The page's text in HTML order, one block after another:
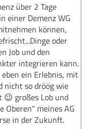
über 2 Tage
einer Demenz WG
können,
oder
Job und den
integrieren kann.
ein Erlebnis, mit
nicht so dröög wie
😉 großes Lob und
Oberen" meines AG
in der Zukunft.